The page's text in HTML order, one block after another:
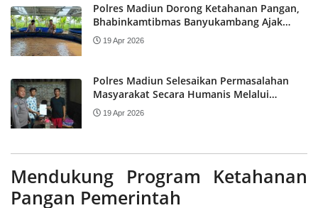
Polres Madiun Dorong Ketahanan Pangan,
Bhabinkamtibmas Banyukambang Ajak
Masyarakat Manfaatkan Kolam Ikan
19 Apr 2026
Polres Madiun Selesaikan Permasalahan
Masyarakat Secara Humanis Melalui
Problem Solving di Wonoasri
19 Apr 2026
Mendukung Program Ketahanan
Pangan Pemerintah